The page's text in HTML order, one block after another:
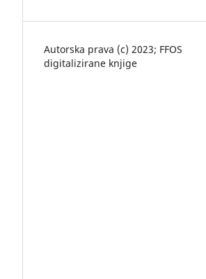
Autorska prava (c) 2023; FFOS
digitalizirane knjige